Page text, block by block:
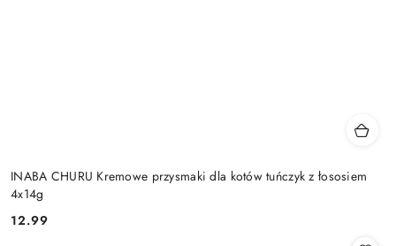
INABA CHURU Kremowe przysmaki dla kotów tuńczyk z łososiem
4x14g
Cena:
12.99